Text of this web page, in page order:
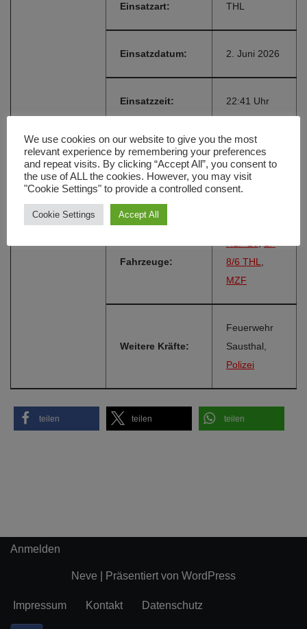
Einsatzart: THL
Einsatzdatum: 2. Juni 2026
Einsatzzeit: 22:41 Uhr
Einsatzort: KEH 5
Alarmierungsart: FME
Fahrzeuge:
8/6 THL
MZF
Weitere Kräfte:
Feuerwehr
Sausthal,
Polizei
teilen teilen teilen
Anmelden
Neve | Präsentiert von WordPress
Impressum Kontakt Datenschutz
We use cookies on our website to give you the most
relevant experience by remembering your preferences
and repeat visits. By clicking “Accept All”, you consent to
the use of ALL the cookies. However, you may visit
"Cookie Settings" to provide a controlled consent.
Cookie Settings Accept All